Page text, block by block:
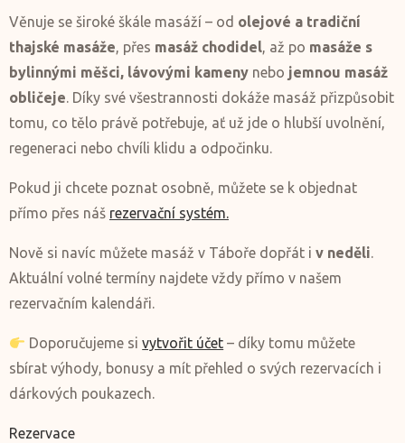
Věnuje se široké škále masáží – od olejové a tradiční
thajské masáže, přes masáž chodidel, až po masáže s
bylinnými měšci, lávovými kameny nebo jemnou masáž
obličeje. Díky své všestrannosti dokáže masáž přizpůsobit
tomu, co tělo právě potřebuje, ať už jde o hlubší uvolnění,
regeneraci nebo chvíli klidu a odpočinku.
Pokud ji chcete poznat osobně, můžete se k objednat
přímo přes náš rezervační systém.
Nově si navíc můžete masáž v Táboře dopřát i v neděli.
Aktuální volné termíny najdete vždy přímo v našem
rezervačním kalendáři.
Doporučujeme sivytvořit účet – díky tomu můžete
sbírat výhody, bonusy a mít přehled o svých rezervacích i
dárkových poukazech.
Rezervace